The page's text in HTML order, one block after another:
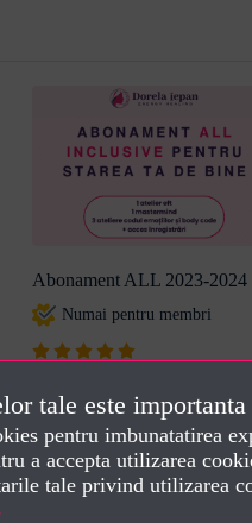
Abonament ALL 2023-2024
Numai pentru membri
tale este
pentru imbunatatirea
a accepta utilizarea
tale privind utilizarea